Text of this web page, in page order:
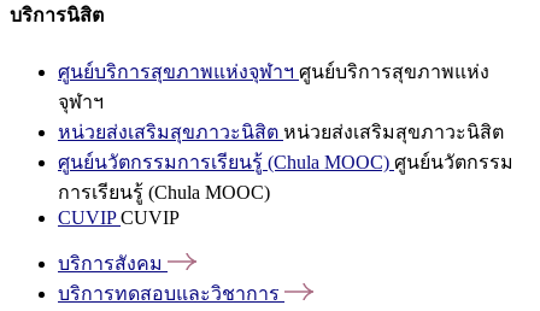
บริการนิสิต
ศูนย์บริการสุขภาพแห่งจุฬาฯ ศูนย์บริการสุขภาพแห่ง
จุฬาฯ
หน่วยส่งเสริมสุขภาวะนิสิต หน่วยส่งเสริมสุขภาวะนิสิต
ศูนย์นวัตกรรมการเรียนรู้ (Chula MOOC) ศูนย์นวัตกรรม
การเรียนรู้ (Chula MOOC)
CUVIPCUVIP
บริการสังคม
บริการทดสอบและวิชาการ